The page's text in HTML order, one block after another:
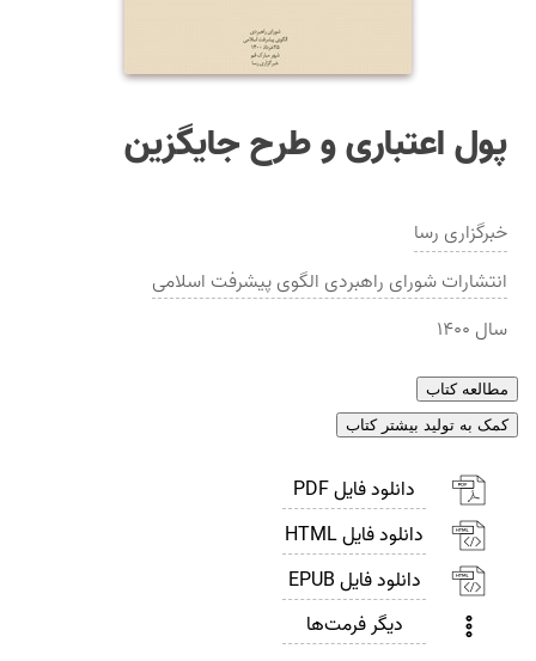
پول اعتباری و طرح جایگزین
خبرگزاری رسا
انتشاراتشورای راهبردی الگوی پیشرفت اسلامی
سال ۱۴۰۰
مطالعه کتاب
کمک به تولید بیشتر کتاب
دانلود فایل PDF
دانلود فایل HTML
دانلود فایل EPUB
دیگر فرمت‌ها